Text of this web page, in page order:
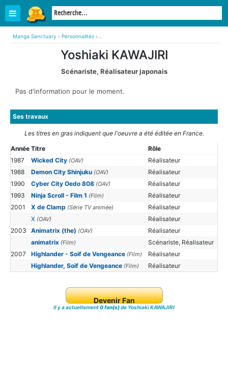
Manga Sanctuary › Personnalités ›
Yoshiaki KAWAJIRI (Scénariste, Réalisateur japonais)
Yoshiaki KAWAJIRI
Scénariste, Réalisateur japonais
Pas d'information pour le moment.
Ses travaux
Les titres en gras indiquent que l'oeuvre a été éditée en France.
Année Titre
Rôle
1987
Wicked City (OAV)
Réalisateur
1988
Demon City Shinjuku (OAV)
Réalisateur
1990
Cyber City Oedo 808 (OAV)
Réalisateur
1993
Ninja Scroll - Film 1 (Film)
Réalisateur
2001
X de Clamp (Série TV animée)
Réalisateur
X (OAV)
Réalisateur
2003
Animatrix (the) (OAV)
Réalisateur
animatrix (Film)
Scénariste, Réalisateur
2007
Highlander - Soif de Vengeance (Film)
Réalisateur
Highlander, Soif de Vengeance (Film) Réalisateur
Devenir Fan
Il y a actuellement0 fan(s)de Yoshiaki KAWAJIRI